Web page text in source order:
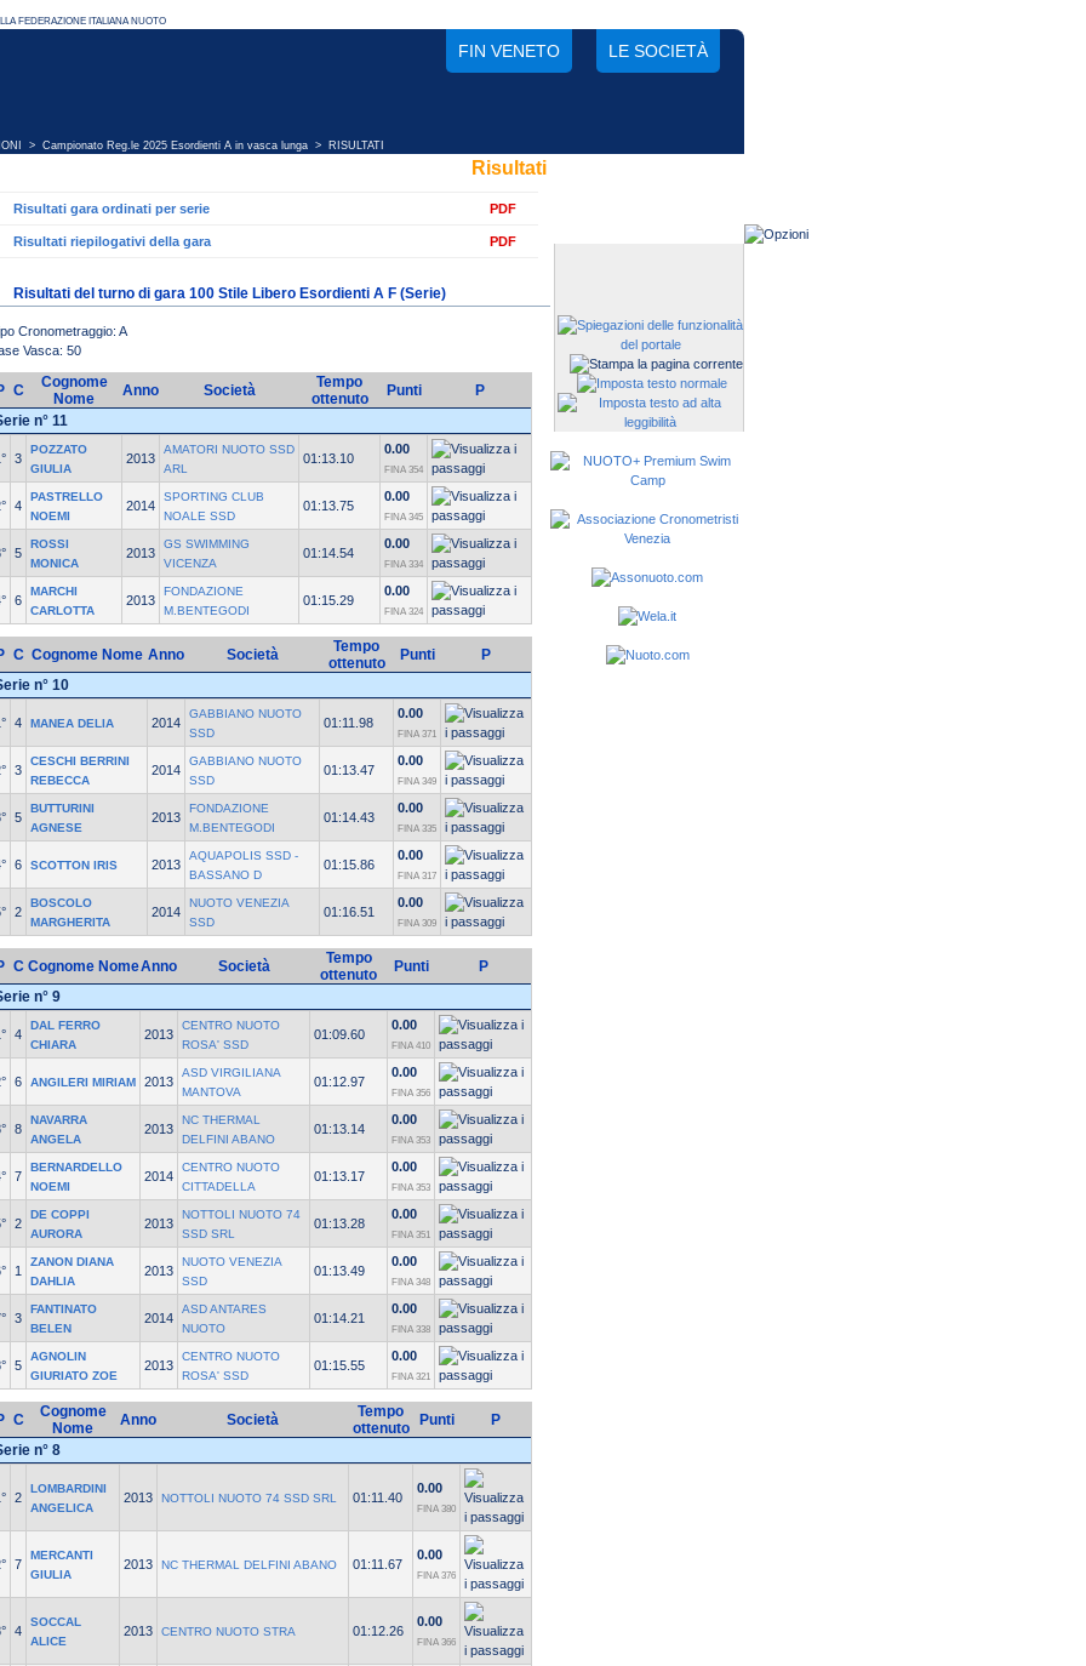
FIN VENETO LE SOCIETÀ
> Campionato Reg.le 2025 Esordienti A in vasca lunga > RISULTATI
Risultati
Risultati gara ordinati per serie PDF
Risultati riepilogativi della gara PDF
Risultati del turno di gara 100 Stile Libero Esordienti A F (Serie)
Cronometraggio: A
Vasca: 50
C
Cognome
Nome
Anno Società
Tempo
ottenuto
Punti
P
n° 11
3
POZZATO
GIULIA
2013
AMATORI NUOTO SSD
ARL
01:13.10
0.00
FINA 354
4
PASTRELLO
NOEMI
2014
SPORTING CLUB
NOALE SSD
01:13.75
0.00
FINA 345
5
ROSSI
MONICA
2013
GS SWIMMING
VICENZA
01:14.54
0.00
FINA 334
6
MARCHI
CARLOTTA
2013
FONDAZIONE
M.BENTEGODI
01:15.29
0.00
FINA 324
C Cognome Nome Anno Società
Tempo
ottenuto
Punti
P
n° 10
4 MANEA DELIA 2014
GABBIANO NUOTO
SSD
01:11.98
0.00
FINA 371
3
CESCHI BERRINI
REBECCA
2014
GABBIANO NUOTO
SSD
01:13.47
0.00
FINA 349
5
BUTTURINI
AGNESE
2013
FONDAZIONE
M.BENTEGODI
01:14.43
0.00
FINA 335
6 SCOTTON IRIS 2013
AQUAPOLIS SSD -
BASSANO D
01:15.86
0.00
FINA 317
2
BOSCOLO
MARGHERITA
2014
NUOTO VENEZIA
SSD
01:16.51
0.00
FINA 309
C Cognome NomeAnno Società
Tempo
ottenuto
Punti
P
n° 9
4
DAL FERRO
CHIARA
2013
CENTRO NUOTO
ROSA' SSD
01:09.60
0.00
FINA 410
6 ANGILERI MIRIAM 2013
ASD VIRGILIANA
MANTOVA
01:12.97
0.00
FINA 356
8
NAVARRA
ANGELA
2013
NC THERMAL
DELFINI ABANO
01:13.14
0.00
FINA 353
7
BERNARDELLO
NOEMI
2014
CENTRO NUOTO
CITTADELLA
01:13.17
0.00
FINA 353
2
DE COPPI
AURORA
2013
NOTTOLI NUOTO 74
SSD SRL
01:13.28
0.00
FINA 351
1
ZANON DIANA
DAHLIA
2013
NUOTO VENEZIA
SSD
01:13.49
0.00
FINA 348
3
FANTINATO
BELEN
2014
ASD ANTARES
NUOTO
01:14.21
0.00
FINA 338
5
AGNOLIN
GIURIATO ZOE
2013
CENTRO NUOTO
ROSA' SSD
01:15.55
0.00
FINA 321
C
Cognome
Nome
Anno Società
Tempo
ottenuto
Punti
P
n° 8
2
LOMBARDINI
ANGELICA
2013 NOTTOLI NUOTO 74 SSD SRL 01:11.40
0.00
FINA 380
7
MERCANTI
GIULIA
2013 NC THERMAL DELFINI ABANO 01:11.67
0.00
FINA 376
4
SOCCAL
ALICE
2013 CENTRO NUOTO STRA 01:12.26
0.00
FINA 366